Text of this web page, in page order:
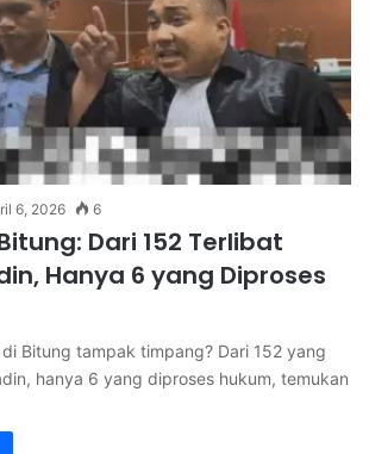
6, 2026 6
Dari 152 Terlibat
Hanya 6 yang Diproses
Bitung tampak timpang? Dari 152 yang
hanya 6 yang diproses hukum, temukan